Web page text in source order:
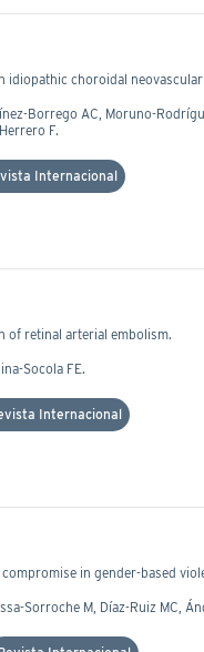
idiopathic choroidal
Borrego AC, Moruno-
F.
Internacional
of retinal arterial embolism.
Socola FE.
Internacional
in gender-based
Sorroche M, Díaz-Ruiz MC,